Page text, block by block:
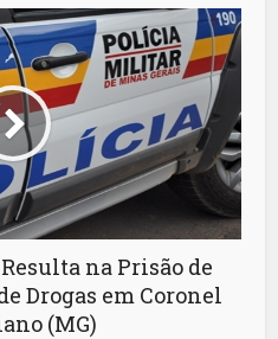
na Prisão de
Drogas em Coronel
(MG)